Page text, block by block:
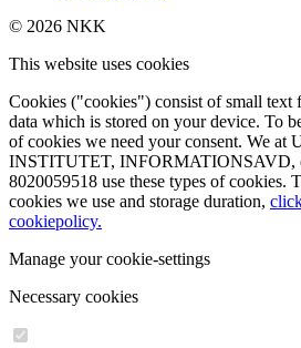
© 2026 NKK
This website uses cookies
Cookies ("cookies") consist of small text
data which is stored on your device. To
of cookies we need your consent. We
INSTITUTET, INFORMATIONSAVD,
8020059518 use these types of cookies.
cookies we use and storage duration,
cookiepolicy.
Manage your cookie-settings
Necessary cookies